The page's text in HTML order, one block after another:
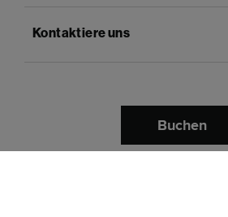
Kontaktiere uns
Sprache:Deutsch
Buchen